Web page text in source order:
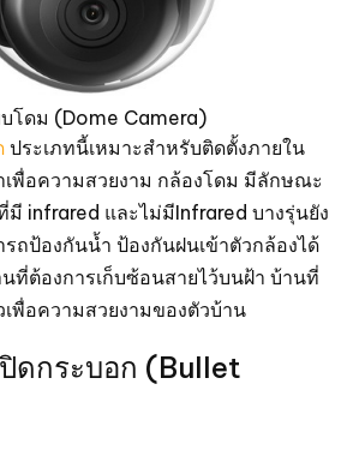
โดม (Dome Camera)
ประเภทนี้เหมาะสำหรับติดตั้งภายใน
เพื่อความสวยงาม กล้องโดม มีลักษณะ
มี infrared และไม่มีInfrared บางรุ่นยัง
ถป้องกันน้ำ ป้องกันฝนเข้าตัวกล้องได้
ที่ต้องการเก็บซ้อนสายไว้บนฝ้า บ้านที่
เพื่อความสวยงามของตัวบ้าน
ดกระบอก (Bullet